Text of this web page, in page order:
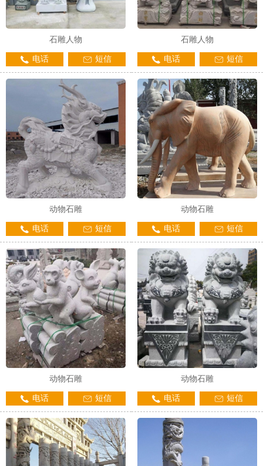
石雕人物
电话 短信
石雕人物
电话 短信
动物石雕
电话 短信
动物石雕
电话 短信
动物石雕
电话 短信
动物石雕
电话 短信